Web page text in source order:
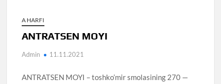
A HARFI
ANTRATSEN MOYI
Admin 11.11.2021
ANTRATSEN MOYI – toshko’mir smolasining 270 —